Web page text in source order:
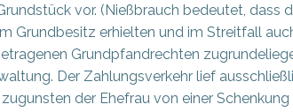
vor. (Nießbrauch bedeutet, dass
Grundbesitz erhielten und im Streitfall
Grundpfandrechten
Der Zahlungsverkehr lief
der Ehefrau von einer